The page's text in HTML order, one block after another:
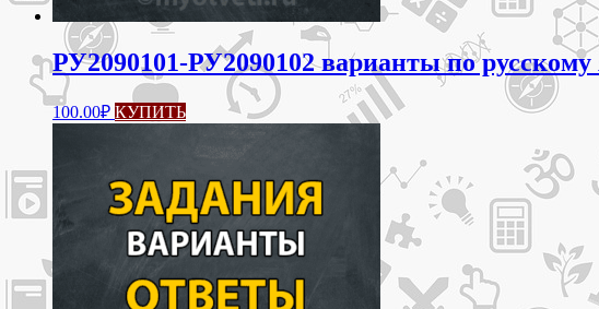
РУ2090101-РУ2090102 варианты по
100.00₽ КУПИТЬ